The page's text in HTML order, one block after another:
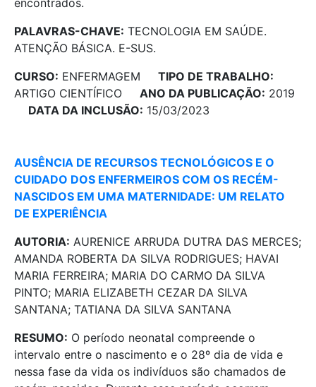
encontrados.
PALAVRAS-CHAVE: TECNOLOGIA EM SAÚDE.
ATENÇÃO BÁSICA. E-SUS.
CURSO: ENFERMAGEM
TIPO DE TRABALHO:
ARTIGO CIENTÍFICO
ANO DA PUBLICAÇÃO: 2019
DATA DA INCLUSÃO: 15/03/2023
AUSÊNCIA DE RECURSOS TECNOLÓGICOS E O
CUIDADO DOS ENFERMEIROS COM OS RECÉM-
NASCIDOS EM UMA MATERNIDADE: UM RELATO
DE EXPERIÊNCIA
AUTORIA: AURENICE ARRUDA DUTRA DAS MERCES;
AMANDA ROBERTA DA SILVA RODRIGUES; HAVAI
MARIA FERREIRA; MARIA DO CARMO DA SILVA
PINTO; MARIA ELIZABETH CEZAR DA SILVA
SANTANA; TATIANA DA SILVA SANTANA
RESUMO: O período neonatal compreende o
intervalo entre o nascimento e o 28º dia de vida e
nessa fase da vida os indivíduos são chamados de